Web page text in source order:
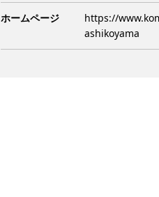
ホームページ
https://
ashikoyama